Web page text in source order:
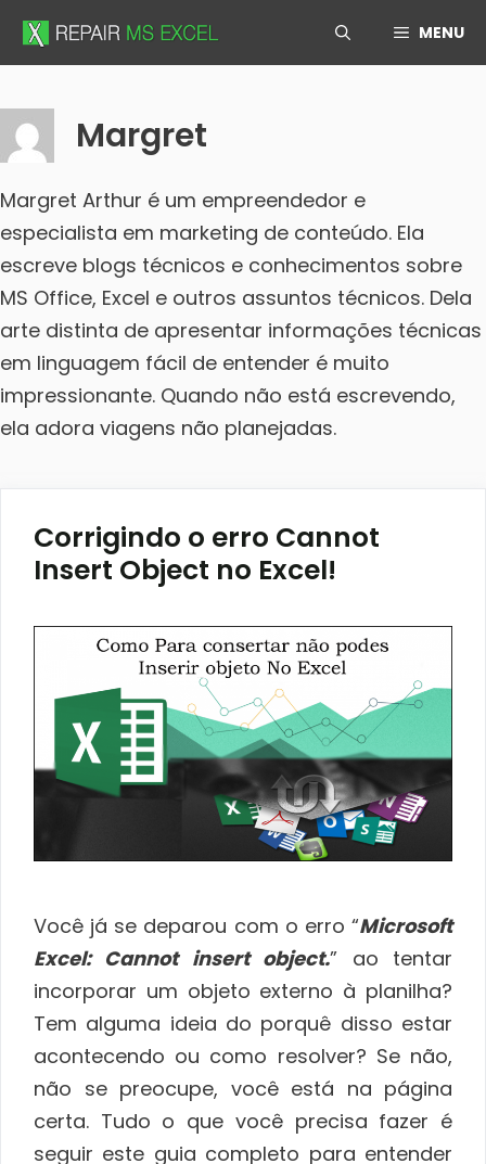
Skip
MENU
Margret
Margret Arthur é um empreendedor e
especialista em marketing de conteúdo. Ela
escreve blogs técnicos e conhecimentos sobre
MS Office, Excel e outros assuntos técnicos. Dela
arte distinta de apresentar informações técnicas
em linguagem fácil de entender é muito
impressionante. Quando não está escrevendo,
ela adora viagens não planejadas.
Corrigindo o erro Cannot
Insert Object no Excel!
Você já se deparou com o erro “Microsoft
Excel: Cannot insert object.” ao tentar
incorporar um objeto externo à planilha?
Tem alguma ideia do porquê disso estar
acontecendo ou como resolver? Se não,
não se preocupe, você está na página
certa. Tudo o que você precisa fazer é
seguir este guia completo para entender